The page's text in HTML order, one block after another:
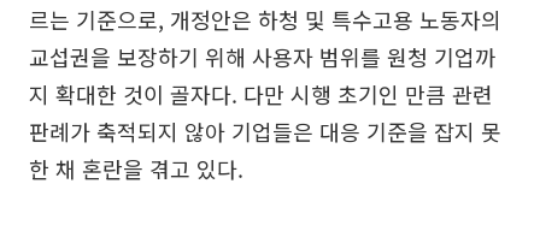
르는 기준으로, 개정안은 하청 및 특수고용 노동자의
교섭권을 보장하기 위해 사용자 범위를 원청 기업까
지 확대한 것이 골자다. 다만 시행 초기인 만큼 관련
판례가 축적되지 않아 기업들은 대응 기준을 잡지 못
한 채 혼란을 겪고 있다.